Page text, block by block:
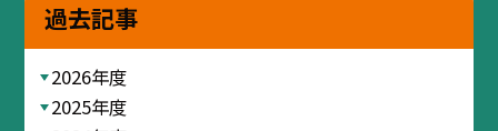
過去記事
2026年度
2025年度